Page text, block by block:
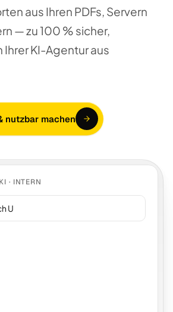
aus Ihren PDFs, Servern
— zu 100 % sicher,
KI-Agentur aus
nutzbar machen
· INTERN
Urlaub e